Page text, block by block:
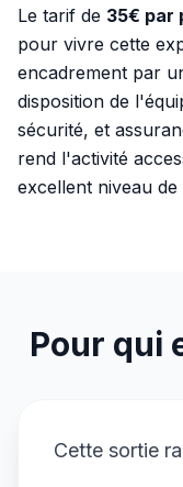
Le tarif de 35€ par
pour vivre cette
encadrement par
disposition de
sécurité, et
rend l'activité
excellent niveau de
Pour qui
Cette sortie